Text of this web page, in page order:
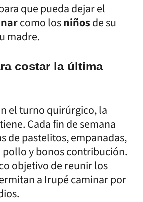
que pueda dejar el
como losniñosde su
madre.
costar la última
el turno quirúrgico, la
Cada fin de semana
de pastelitos, empanadas,
y bonos contribución.
objetivo de reunir los
a Irupé caminar por